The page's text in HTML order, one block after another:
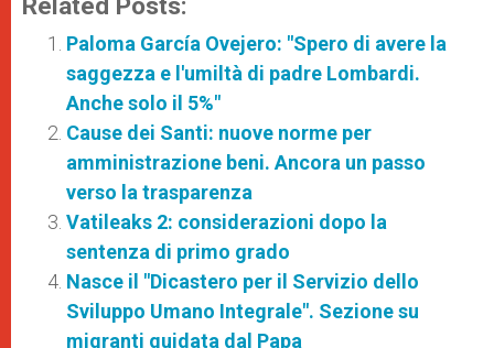
Paloma García Ovejero: "Spero di avere la
saggezza e l'umiltà di padre Lombardi.
Anche solo il 5%"
Cause dei Santi: nuove norme per
amministrazione beni. Ancora un passo
verso la trasparenza
Vatileaks 2: considerazioni dopo la
sentenza di primo grado
Nasce il "Dicastero per il Servizio dello
Sviluppo Umano Integrale". Sezione su
migranti guidata dal Papa